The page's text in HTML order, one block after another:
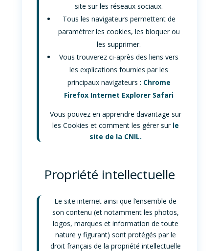
site sur les réseaux sociaux.
Tous les navigateurs permettent de
paramétrer les cookies, les bloquer ou
les supprimer.
Vous trouverez ci-après des liens vers
les explications fournies par les
principaux navigateurs : Chrome
Firefox Internet Explorer Safari
Vous pouvez en apprendre davantage sur
les Cookies et comment les gérer sur le
site de la CNIL.
Propriété intellectuelle
Le site internet ainsi que l’ensemble de
son contenu (et notamment les photos,
logos, marques et information de toute
nature y figurant) sont protégés par le
droit français de la propriété intellectuelle